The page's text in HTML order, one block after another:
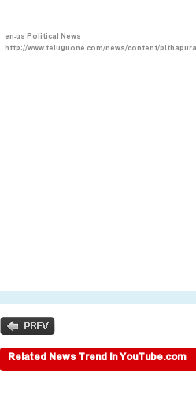
en-usPolitical News
http://www.teluguone.com/news/content/